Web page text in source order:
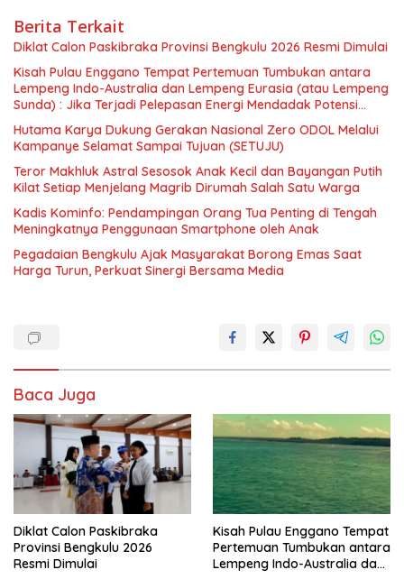
Berita Terkait
Diklat Calon Paskibraka Provinsi Bengkulu 2026 Resmi Dimulai
Kisah Pulau Enggano Tempat Pertemuan Tumbukan antara
Lempeng Indo-Australia dan Lempeng Eurasia (atau Lempeng
Sunda) : Jika Terjadi Pelepasan Energi Mendadak Potensi
Gempa 8.4 SR dan Picu Tsunami 15 Meter
Hutama Karya Dukung Gerakan Nasional Zero ODOL Melalui
Kampanye Selamat Sampai Tujuan (SETUJU)
Teror Makhluk Astral Sesosok Anak Kecil dan Bayangan Putih
Kilat Setiap Menjelang Magrib Dirumah Salah Satu Warga
Kadis Kominfo: Pendampingan Orang Tua Penting di Tengah
Meningkatnya Penggunaan Smartphone oleh Anak
Pegadaian Bengkulu Ajak Masyarakat Borong Emas Saat
Harga Turun, Perkuat Sinergi Bersama Media
Baca Juga
Diklat Calon Paskibraka
Provinsi Bengkulu 2026
Resmi Dimulai
Kisah Pulau Enggano Tempat
Pertemuan Tumbukan antara
Lempeng Indo-Australia dan